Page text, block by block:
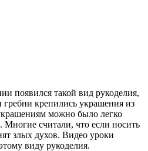
появился такой вид рукоделия,
крепились украшения из
можно было легко
Многие считали, что если носить
злых духов. Видео уроки
виду рукоделия.